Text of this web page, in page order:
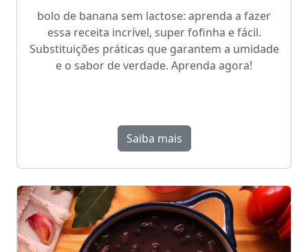
bolo de banana sem lactose: aprenda a fazer
essa receita incrível, super fofinha e fácil.
Substituições práticas que garantem a umidade
e o sabor de verdade. Aprenda agora!
Saiba mais